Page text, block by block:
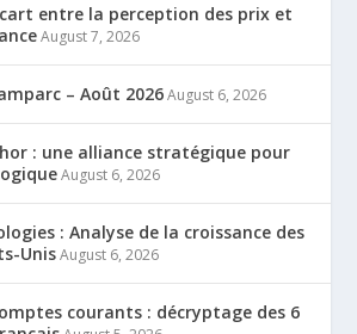
entre la perception des prix et
August 7, 2026
– Août 2026 August 6, 2026
: une alliance stratégique pour
August 6, 2026
: Analyse de la croissance des
Unis August 6, 2026
courants : décryptage des 6